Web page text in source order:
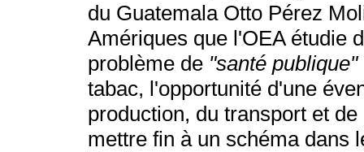
du Guatemala Otto Pérez
Amériques que l'OEA étudie
problème de "santé publique"
tabac, l'opportunité d'une
production, du transport et
mettre fin à un schéma dans